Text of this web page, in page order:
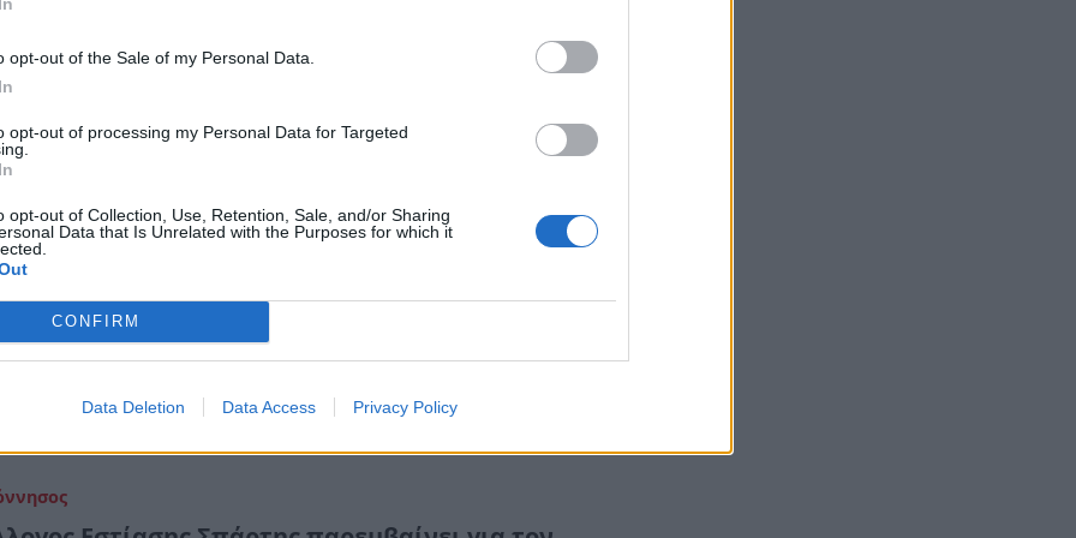
opt-out of the Sale of my Personal Data.
opt-out of processing my Personal Data for Targeted
opt-out of Collection, Use, Retention, Sale, and/or Sharing
Data that Is Unrelated with the Purposes for which it
CONFIRM
Data Deletion Data Access Privacy Policy
συνεχίζει να στοχοποιεί την εστίαση»
2024 08:09
ταξίδεψε στην Ελαφόνησο μέσα από τον
το MESSINIA FORUM
Εστίασης Μεσσηνίας συνεχίζει να «ταξιδεύει» τη
παντού και με σημαία το «MESSINIA FORUM» έχει να
έργο και δράσεις που προσελκύουν το ενδιαφέρον
2024 10:02